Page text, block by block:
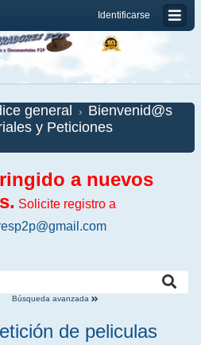
Identificarse
general
Bienvenid@s
y Peticiones
a nuevos
Solicite registro a
Búsqueda avanzada
de peliculas